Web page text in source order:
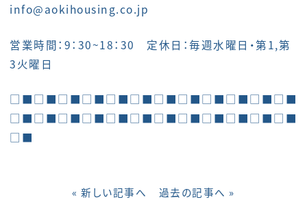
info@aokihousing.co.jp
営業時間：9：30~18：30 定休日：毎週水曜日・第1,第
3火曜日
□■□■□■□■□■□■□■□■□■□■□■□■
□■□■□■□■□■□■□■□■□■□■□■□■
□■
« 新しい記事へ 過去の記事へ »